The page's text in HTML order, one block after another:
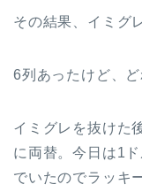
その結果、イミグ
6列あったけど、
イミグレを抜けた
に両替。今日は1
でいたのでラッキ